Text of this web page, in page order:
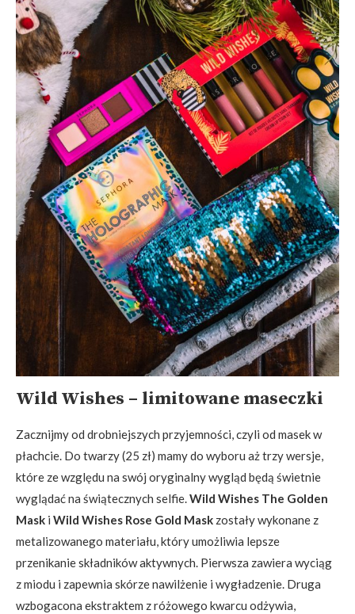
Wild Wishes – limitowane maseczki
Zacznijmy od drobniejszych przyjemności, czyli od masek w
płachcie. Do twarzy (25 zł) mamy do wyboru aż trzy wersje,
które ze względu na swój oryginalny wygląd będą świetnie
wyglądać na świątecznych selfie.Wild Wishes The Golden
Mask i Wild Wishes Rose Gold Mask zostały wykonane z
metalizowanego materiału, który umożliwia lepsze
przenikanie składników aktywnych. Pierwsza zawiera wyciąg
z miodu i zapewnia skórze nawilżenie i wygładzenie. Druga
wzbogacona ekstraktem z różowego kwarcu odżywia,